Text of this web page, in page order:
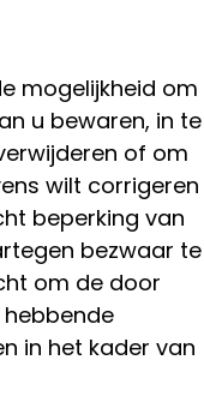
mogelijkheid om
u bewaren, in te
of om
wilt corrigeren
beperking van
bezwaar te
om de door
in het kader van